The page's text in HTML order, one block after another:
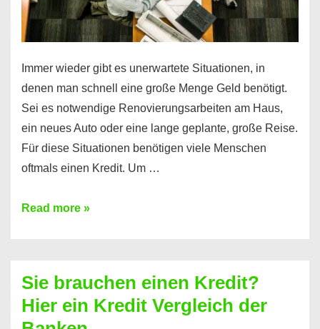
Immer wieder gibt es unerwartete Situationen, in
denen man schnell eine große Menge Geld benötigt.
Sei es notwendige Renovierungsarbeiten am Haus,
ein neues Auto oder eine lange geplante, große Reise.
Für diese Situationen benötigen viele Menschen
oftmals einen Kredit. Um …
Brauchen
Summe
Geld?
Read more »
Sie brauchen einen Kredit?
Hier ein Kredit Vergleich der